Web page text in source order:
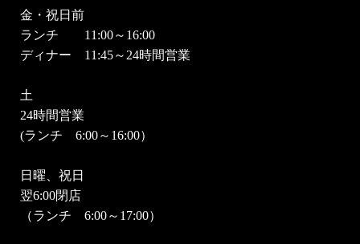
金・祝日前
ランチ 11:00～16:00
ディナー 11:45～24時間営業
土
24時間営業
(ランチ 6:00～16:00）
日曜、祝日
翌6:00閉店
（ランチ 6:00～17:00）